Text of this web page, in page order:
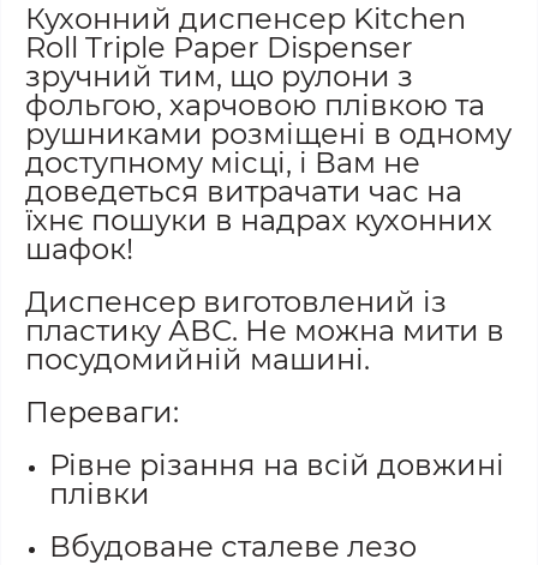
Кухонний диспенсер Kitchen
Roll Triple Paper Dispenser
зручний тим, що рулони з
фольгою, харчовою плівкою та
рушниками розміщені в одному
доступному місці, і Вам не
доведеться витрачати час на
їхнє пошуки в надрах кухонних
шафок!
Диспенсер виготовлений із
пластику АВС. Не можна мити в
посудомийній машині.
Переваги:
Рівне різання на всій довжині
плівки
Вбудоване сталеве лезо